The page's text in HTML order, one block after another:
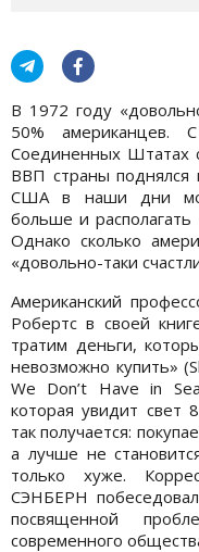
В 1972 году
50%
Соединенных Штатах
ВВП страны поднялся
США в наши дни
больше и
Однако сколько
«довольно-таки
Американский
Робертс в своей
тратим деньги,
невозможно купить»
We Don’t Have in
которая увидит свет
так получается:
а лучше не
только хуже.
СЭНБЕРН
посвященной
современного